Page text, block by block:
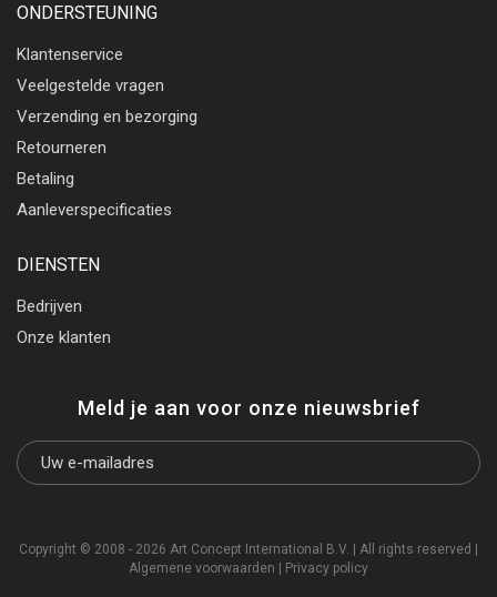
ONDERSTEUNING
Klantenservice
Veelgestelde vragen
Verzending en bezorging
Retourneren
Betaling
Aanleverspecificaties
DIENSTEN
Bedrijven
Onze klanten
Meld je aan voor onze nieuwsbrief
Copyright © 2008 - 2026 Art Concept International B.V. | All rights reserved |
Algemene voorwaarden | Privacy policy